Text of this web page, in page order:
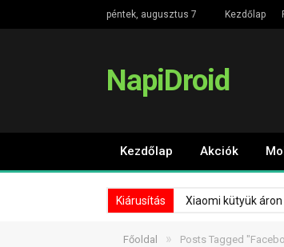
péntek, augusztus 7 Kezdőlap
NapiDroid
Kezdőlap Akciók
Kiárusítás Xiaomi kütyük áron
Főoldal » Posts Tagged